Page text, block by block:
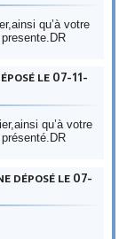
qu’à votre
le 07-11-
qu’à votre
déposé le 07-